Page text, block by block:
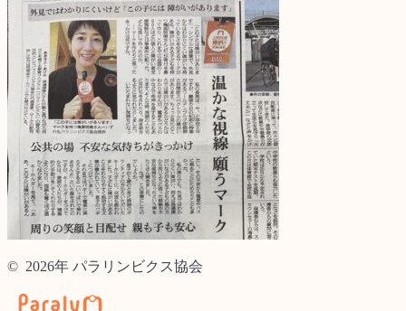
© 2026年 パラリンビクス協会